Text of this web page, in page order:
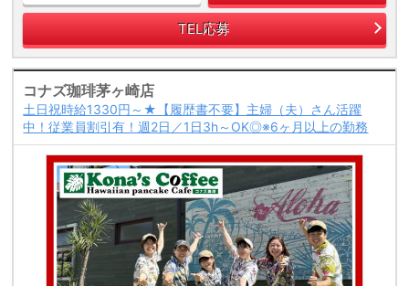
TEL応募
コナズ珈琲茅ヶ崎店
土日祝時給1330円～★【履歴書不要】主婦（夫）さん活躍
中！従業員割引有！週2日／1日3h～OK◎※6ヶ月以上の勤務